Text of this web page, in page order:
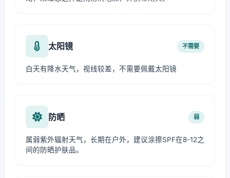
太阳镜 不需要
白天有降水天气，视线较差，不需要佩戴太阳镜
防晒 弱
属弱紫外辐射天气，长期在户外，建议涂擦SPF在8-12之
间的防晒护肤品。